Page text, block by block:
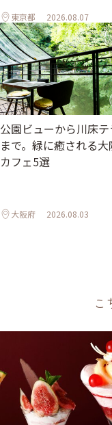
東京都 2026.08.07
公園ビューから川床テ
まで。緑に癒される大
カフェ5選
大阪府 2026.08.03
こ